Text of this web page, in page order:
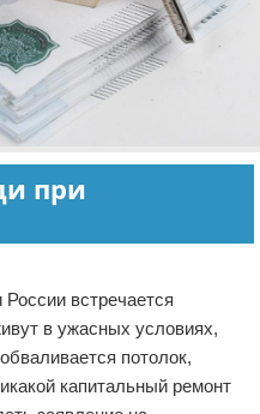
при
встречается
в ужасных условиях,
потолок,
капитальный ремонт